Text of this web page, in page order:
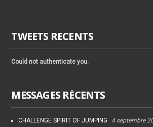
TWEETS RECENTS
Could not authenticate you.
MESSAGES RÉCENTS
CHALLENGE SPIRIT OF JUMPING 4 septembre